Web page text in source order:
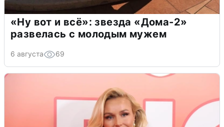
«Ну вот и всё»: звезда «Дома-2»
развелась с молодым мужем
6 августа 69